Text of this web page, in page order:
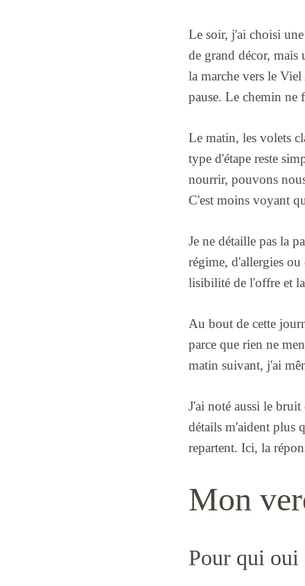
Le soir, j'ai choisi
de grand décor, mais
la marche vers le
pause. Le chemin ne
Le matin, les volets
type d'étape reste
nourrir, pouvons
C'est moins voyant
Je ne détaille pas la
régime, d'allergies
lisibilité de l'offre et
Au bout de cette
parce que rien ne
matin suivant, j'ai
J'ai noté aussi le
détails m'aident plus
repartent. Ici, la
Mon
Pour qui oui